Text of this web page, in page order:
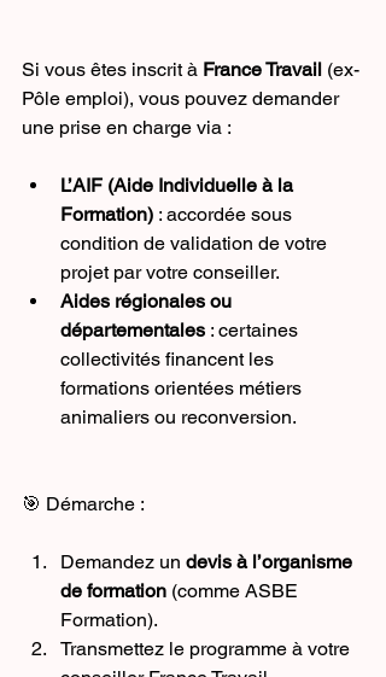
Si vous êtes inscrit à France Travail (ex-
Pôle emploi), vous pouvez demander
une prise en charge via :
L’AIF (Aide Individuelle à la
Formation) : accordée sous
condition de validation de votre
projet par votre conseiller.
Aides régionales ou
départementales : certaines
collectivités financent les
formations orientées métiers
animaliers ou reconversion.
🎯 Démarche :
Demandez un devis à l’organisme
de formation (comme ASBE
Formation).
Transmettez le programme à votre